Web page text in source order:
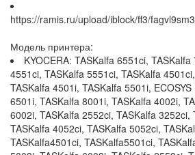
https://ramis.ru/upload/iblock/ff3/
Модель принтера:
KYOCERA: TASKalfa 6551ci,
4551ci, TASKalfa 5551ci, TASKalfa
TASKalfa 4501i, TASKalfa 5501i,
6501i, TASKalfa 8001i, TASKalfa 4002i,
6002i, TASKalfa 2552ci, TASKalfa 3252ci,
TASKalfa 4052ci, TASKalfa 5052ci,
TASKalfa4501ci, TASKalfa5501ci,